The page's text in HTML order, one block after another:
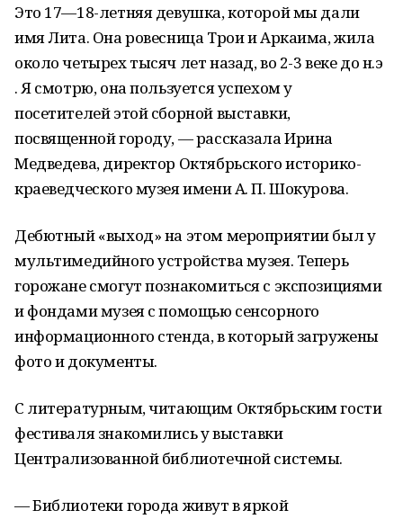
Это 17—18-летняя девушка, которой мы дали
имя Лита. Она ровесница Трои и Аркаима, жила
около четырех тысяч лет назад, во 2-3 веке до н.э
. Я смотрю, она пользуется успехом у
посетителей этой сборной выставки,
посвященной городу, — рассказала Ирина
Медведева, директор Октябрьского историко-
краеведческого музея имени А. П. Шокурова.
Дебютный «выход» на этом мероприятии был у
мультимедийного устройства музея. Теперь
горожане смогут познакомиться с экспозициями
и фондами музея с помощью сенсорного
информационного стенда, в который загружены
фото и документы.
С литературным, читающим Октябрьским гости
фестиваля знакомились у выставки
Централизованной библиотечной системы.
— Библиотеки города живут в яркой